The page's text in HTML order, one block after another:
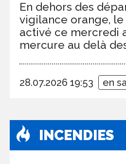
En dehors des
vigilance orange, le
activé ce mercredi
mercure au delà des
28.07.2026 19:53 en
INCENDIES